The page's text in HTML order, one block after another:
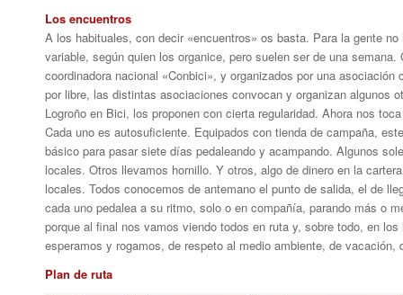
Los encuentros
A los habituales, con decir «encuentros» os basta. Para la gente
variable, según quien los organice, pero suelen ser de una
coordinadora nacional «Conbici», y organizados por una
por libre, las distintas asociaciones convocan y organizan algunos
Logroño en Bici, los proponen con cierta regularidad. Ahora nos
Cada uno es autosuficiente. Equipados con tienda de campaña,
básico para pasar siete días pedaleando y acampando. Algunos
locales. Otros llevamos hornillo. Y otros, algo de dinero en la
locales. Todos conocemos de antemano el punto de salida, el de
cada uno pedalea a su ritmo, solo o en compañía, parando más o
porque al final nos vamos viendo todos en ruta y, sobre todo, en
esperamos y rogamos, de respeto al medio ambiente, de vacación,
Plan de ruta